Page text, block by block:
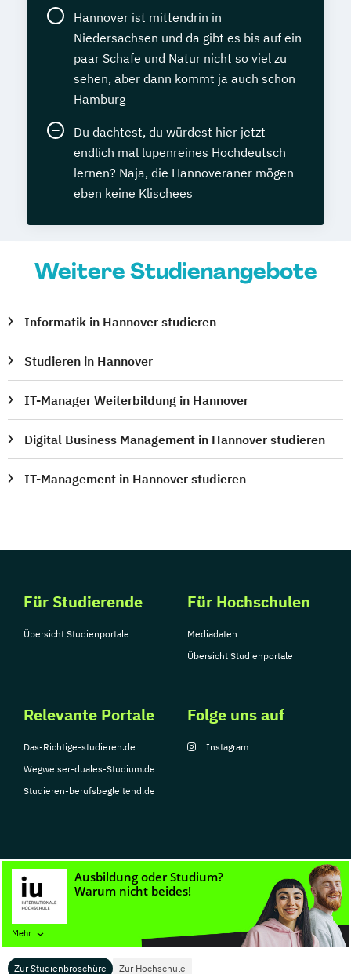
Zur Studienbroschüre Zur Hochschule
Mehr
Hannover ist mittendrin in
Niedersachsen und da gibt es bis auf ein
paar Schafe und Natur nicht so viel zu
sehen, aber dann kommt ja auch schon
Hamburg
Du dachtest, du würdest hier jetzt
endlich mal lupenreines Hochdeutsch
lernen? Naja, die Hannoveraner mögen
eben keine Klischees
Weitere Studienangebote
Informatik in Hannover studieren
Studieren in Hannover
IT-Manager Weiterbildung in Hannover
Digital Business Management in Hannover studieren
IT-Management in Hannover studieren
Für Studierende
Übersicht Studienportale
Für Hochschulen
Mediadaten
Übersicht Studienportale
Relevante Portale
Das-Richtige-studieren.de
Wegweiser-duales-Studium.de
Studieren-berufsbegleitend.de
Folge uns auf
Instagram
© Copyright 2026, TarGroup Media GmbH
Nutzungsbedingungen